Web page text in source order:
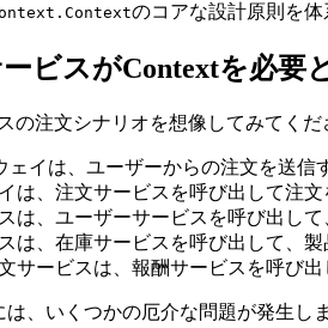
のコアな設計原則を
ビスがContextを必要
の注文シナリオを想像してみてくだ
ェイは、ユーザーからの注文を送信
は、注文サービスを呼び出して注文
は、ユーザーサービスを呼び出し
は、在庫サービスを呼び出して、
サービスは、報酬サービスを呼び
、いくつかの厄介な問題が発生しま